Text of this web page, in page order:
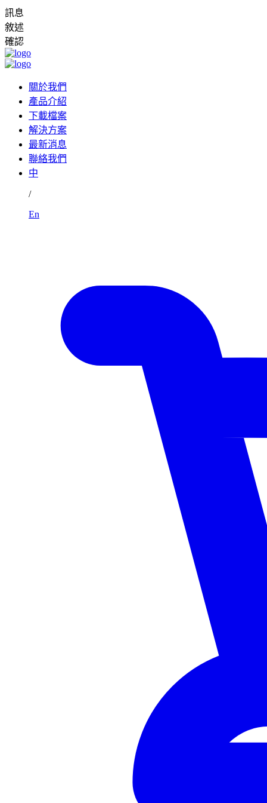
訊息
敘述
確認
關於我們
產品介紹
下載檔案
解決方案
最新消息
聯絡我們
中
/
En